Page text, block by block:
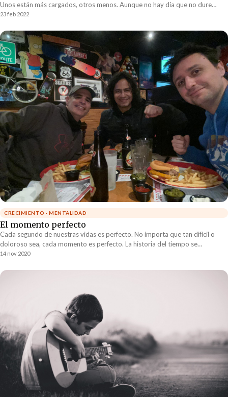
Unos están más cargados, otros menos. Aunque no hay día que no dure
veinticuatro horas, sin duda alguna, algunos se sienten mucho más largos que
23 feb 2022
CRECIMIENTO · MENTALIDAD
El momento perfecto
Cada segundo de nuestras vidas es perfecto. No importa que tan difícil o
doloroso sea, cada momento es perfecto. La historia del tiempo se
desenvolverá en la manera que está destinada a desenvolverse.
14 nov 2020